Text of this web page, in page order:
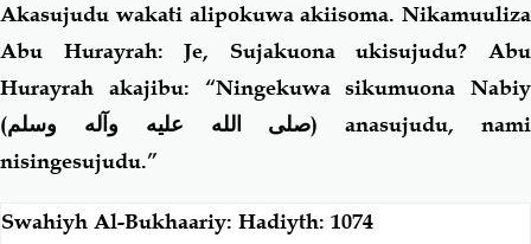
Akasujudu wakati alipokuwa akiisoma. Nikamuuliza
Abu Hurayrah: Je, Sujakuona ukisujudu? Abu
Hurayrah akajibu: “Ningekuwa sikumuona Nabiy
(صلى الله عليه وآله وسلم) anasujudu, nami
nisingesujudu.”
Swahiyh Al-Bukhaariy: Hadiyth: 1074